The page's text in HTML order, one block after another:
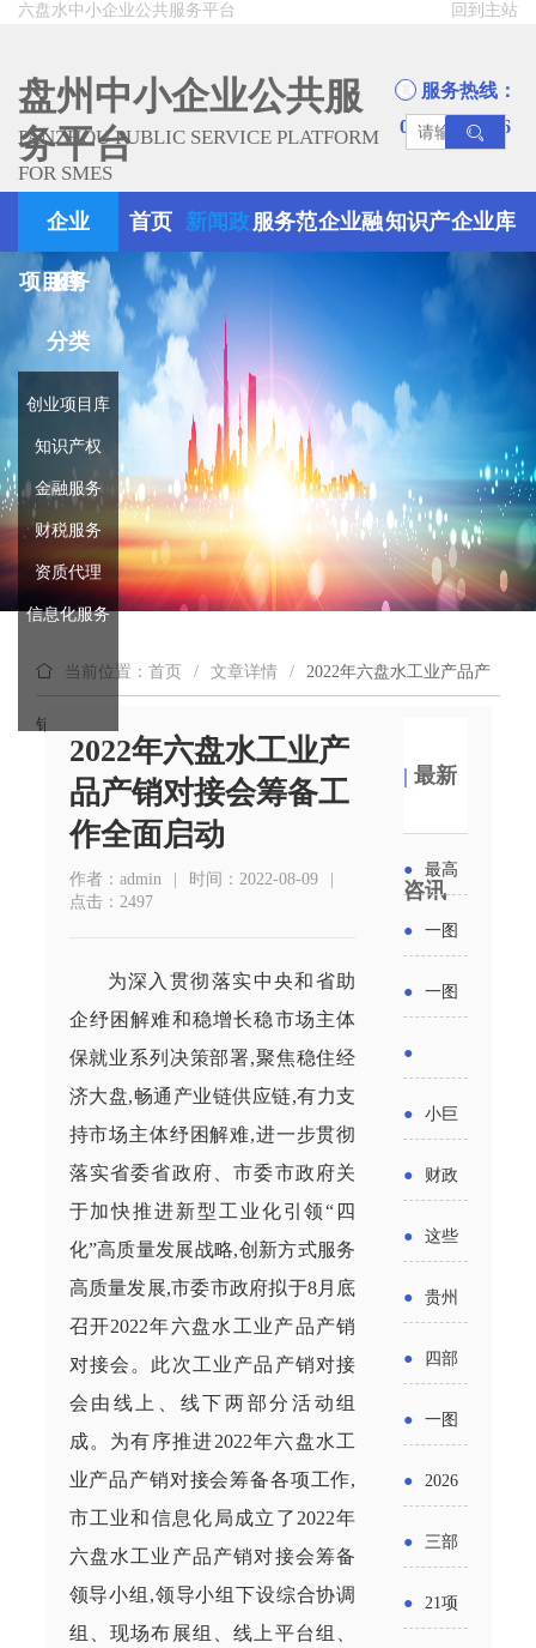
回到主站
六盘水中小企业公共服务平台
盘州中小企业公共服
务平台
PANZHOU PUBLIC SERVICE PLATFORM
FOR SMES
服务热线：
0858-8945666
企业
服务
分类
创业项目库
知识产权
金融服务
财税服务
资质代理
信息化服务
首页 新闻政
策
服务范企业融知识产企业库
项目库
当前位置：首页 / 文章详情 / 2022年六盘水工业产品产
销对接会筹备工作全面启动
2022年六盘水工业产
品产销对接会筹备工
作全面启动
作者：admin | 时间：2022-08-09
|
点击：2497
为深入贯彻落实中央和省助
企纾困解难和稳增长稳市场主体
保就业系列决策部署,聚焦稳住经
济大盘,畅通产业链供应链,有力支
持市场主体纾困解难,进一步贯彻
落实省委省政府、市委市政府关
于加快推进新型工业化引领“四
化”高质量发展战略,创新方式服务
高质量发展,市委市政府拟于8月底
召开2022年六盘水工业产品产销
对接会。此次工业产品产销对接
会由线上、线下两部分活动组
成。为有序推进2022年六盘水工
业产品产销对接会筹备各项工作,
市工业和信息化局成立 了 2022年
六盘水工业产品产销对接会筹备
领导小组,领导小组下设综合协调
组、现场布展组、线上平台组、
|最新
咨讯
● 最高
元！贵
州开展
2026年
轮汽车
销活动
● 一图
省科技
成果转
化中试
报工作
● 一图
出台酒
类新规
酒企出
点关注
●
小企业
发展环
境评估
发布
解）
● 小巨
了？工
信部准
备怎么
● 财政
继续实
施专精
特新中
财政奖
● 这些
贷款，
最高可
获1.5%
政贴息
● 贵州
举措激
发各类
经营主
● 四部
求做好
帮扶小
额信贷
● 一图
法及其
实施条
● 2026
金投向
● 三部
● 21项